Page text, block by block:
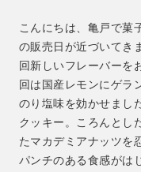
こんにちは、亀戸で菓
の販売日が近づいてき
回新しいフレーバーを
回は国産レモンにゲラ
のり塩味を効かせまし
クッキー。ころんとし
たマカデミアナッツを
パンチのある食感がは